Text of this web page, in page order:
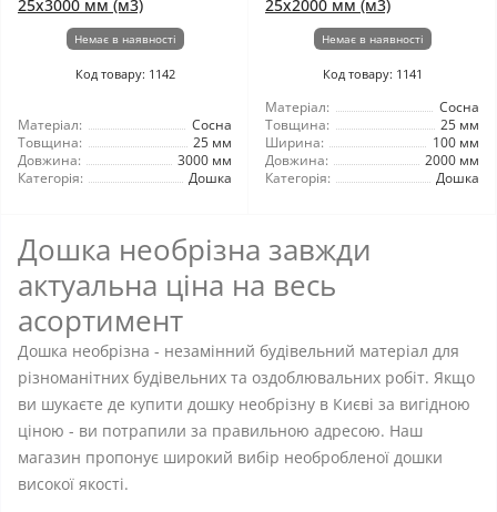
25x3000 мм (м3)
Немає в наявності
Код товару: 1142
Матеріал:
Сосна
Товщина:
25 мм
Довжина:
3000 мм
Категорія:
Дошка
25x2000 мм (м3)
Немає в наявності
Код товару: 1141
Матеріал:
Сосна
Товщина:
25 мм
Ширина:
100 мм
Довжина:
2000 мм
Категорія:
Дошка
Дошка необрізна завжди
актуальна ціна на весь
асортимент
Дошка необрізна - незамінний будівельний матеріал для
різноманітних будівельних та оздоблювальних робіт. Якщо
ви шукаєте де купити дошку необрізну в Києві за вигідною
ціною - ви потрапили за правильною адресою. Наш
магазин пропонує широкий вибір необробленої дошки
високої якості.